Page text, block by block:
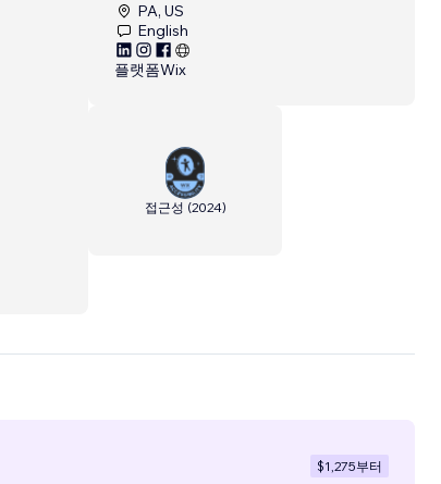
PA, US
English
플랫폼Wix
접근성 (2024)
$1,275부터